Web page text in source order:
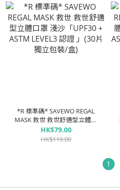
*R 標準碼* SAVEWO REGAL
MASK 救世 救世舒適型立體口
罩 淺沙「UPF30 + ASTM
LEVEL3 認證 」(30片獨立包裝/
HK$79.00
HK$119.00
1